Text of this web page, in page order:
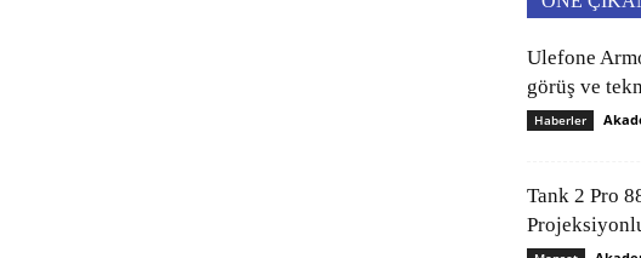
Ulefone
görüş ve
Haberler
Tank 2 Pro